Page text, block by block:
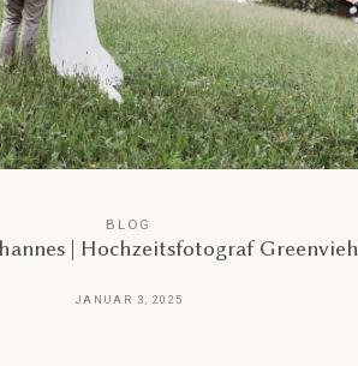
BLOG
| Hochzeitsfotograf Greenvieh
JANUAR 3, 2025